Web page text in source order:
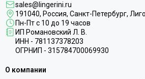
sales@lingerini.ru
191040, Россия, Санкт-Петербург,
Пн-Пт с 10 до 19 часов
ИП Романовский Л. В.
ИНН - 781137378203
ОГРНИП - 315784700069930
О компании